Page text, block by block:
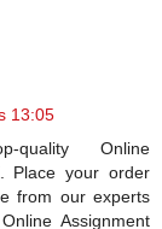
13:05
quality Online
Place your order
from our experts
Assignment